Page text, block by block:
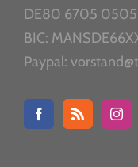
DE80 6705
BIC:
Paypal: